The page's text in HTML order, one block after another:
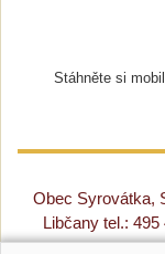
Stáhněte si
Obec Syrovátka,
Libčany tel.: